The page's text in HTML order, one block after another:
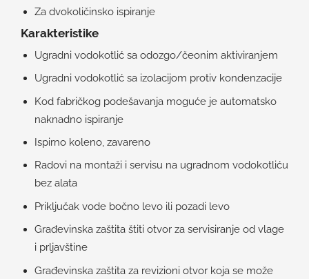
Za dvokoličinsko ispiranje
Karakteristike
Ugradni vodokotlić sa odozgo/čeonim aktiviranjem
Ugradni vodokotlić sa izolacijom protiv kondenzacije
Kod fabričkog podešavanja moguće je automatsko
naknadno ispiranje
Ispirno koleno, zavareno
Radovi na montaži i servisu na ugradnom vodokotliću
bez alata
Priključak vode bočno levo ili pozadi levo
Građevinska zaštita štiti otvor za servisiranje od vlage
i prljavštine
Građevinska zaštita za revizioni otvor koja se može